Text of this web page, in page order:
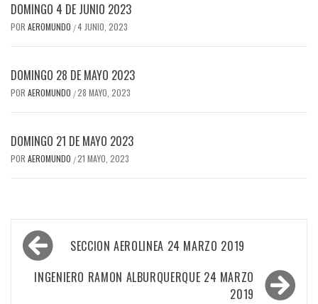
DOMINGO 4 DE JUNIO 2023
POR AEROMUNDO /4 JUNIO, 2023
DOMINGO 28 DE MAYO 2023
POR AEROMUNDO /28 MAYO, 2023
DOMINGO 21 DE MAYO 2023
POR AEROMUNDO /21 MAYO, 2023
Navegación
de
entradas
SECCION AEROLINEA 24 MARZO 2019
INGENIERO RAMON ALBURQUERQUE 24 MARZO
2019